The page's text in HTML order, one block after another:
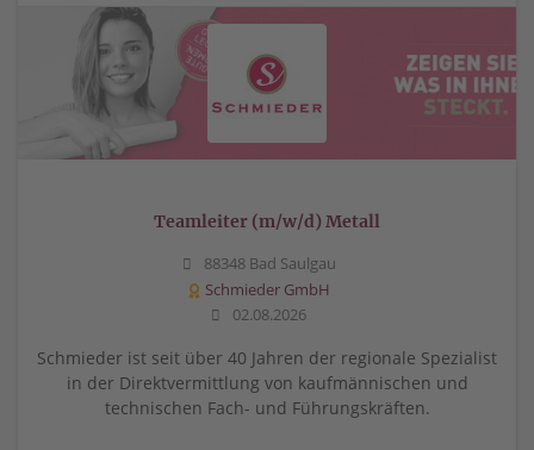
Teamleiter (m/w/d) Metall
88348 Bad Saulgau
Schmieder GmbH
02.08.2026
Schmieder ist seit über 40 Jahren der regionale Spezialist
in der Direktvermittlung von kaufmännischen und
technischen Fach- und Führungskräften.